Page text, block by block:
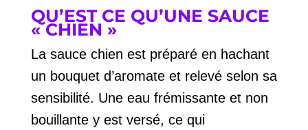
QU’EST CE QU’UNE SAUCE
« CHIEN »
La sauce chien est préparé en hachant
un bouquet d’aromate et relevé selon sa
sensibilité. Une eau frémissante et non
bouillante y est versé, ce qui